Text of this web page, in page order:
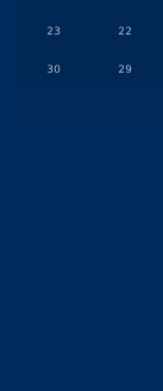
22
23
29
30